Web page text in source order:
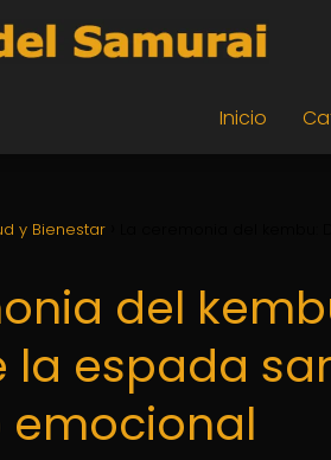
Inicio
y Bienestar
del
la espada
emocional